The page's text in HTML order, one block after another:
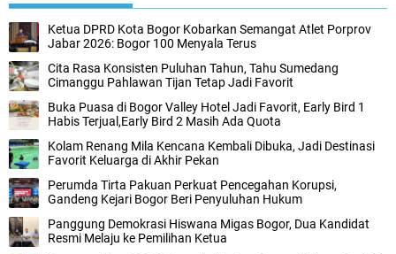
Ketua DPRD Kota Bogor Kobarkan Semangat Atlet Porprov
Jabar 2026: Bogor 100 Menyala Terus
Cita Rasa Konsisten Puluhan Tahun, Tahu Sumedang
Cimanggu Pahlawan Tijan Tetap Jadi Favorit
Buka Puasa di Bogor Valley Hotel Jadi Favorit, Early Bird 1
Habis Terjual,Early Bird 2 Masih Ada Quota
Kolam Renang Mila Kencana Kembali Dibuka, Jadi Destinasi
Favorit Keluarga di Akhir Pekan
Perumda Tirta Pakuan Perkuat Pencegahan Korupsi,
Gandeng Kejari Bogor Beri Penyuluhan Hukum
Panggung Demokrasi Hiswana Migas Bogor, Dua Kandidat
Resmi Melaju ke Pemilihan Ketua